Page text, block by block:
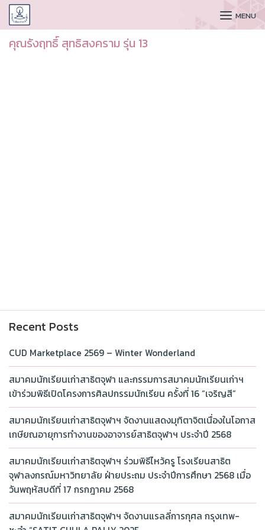
CUDAA MENU
คุณรังฤทธิ์ สุทธิสงคราม รุ่น 13
Recent Posts
CUD Marketplace 2569 – Winter Wonderland
สมาคมนักเรียนเก่าสาธิตจุฬา และกรรมการสมาคมนักเรียนเก่าฯ
เข้าร่วมพิธีเปิดโครงการศิลปกรรมนักเรียน ครั้งที่ 16 “เจริญสี”
สมาคมนักเรียนเก่าสาธิตจุฬาฯ จัดงานแสดงมุทิตาจิตเนื่องในโอกาส
เกษียณอายุการทำงานของอาจารย์สาธิตจุฬาฯ ประจำปี 2568
สมาคมนักเรียนเก่าสาธิตจุฬาฯ ร่วมพิธีไหว้ครู โรงเรียนสาธิต
จุฬาลงกรณ์มหาวิทยาลัย ฝ่ายประถม ประจำปีการศึกษา 2568 เมื่อ
วันพฤหัสบดีที่ 17 กรกฎาคม 2568
สมาคมนักเรียนเก่าสาธิตจุฬาฯ จัดงานแรลลี่การกุศล กรุงเทพ-